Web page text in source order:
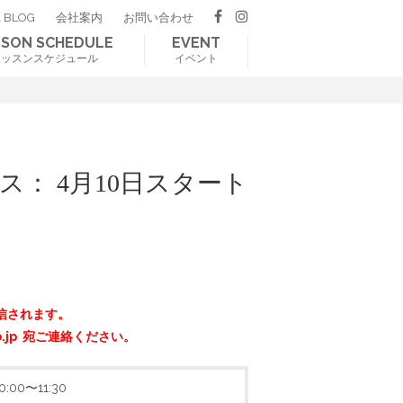
会社案内 お問い合わせ
SCHEDULE
スンスケジュール
EVENT
イベント
： 4月10日スタート
れます。
宛ご連絡ください。
〜11:30